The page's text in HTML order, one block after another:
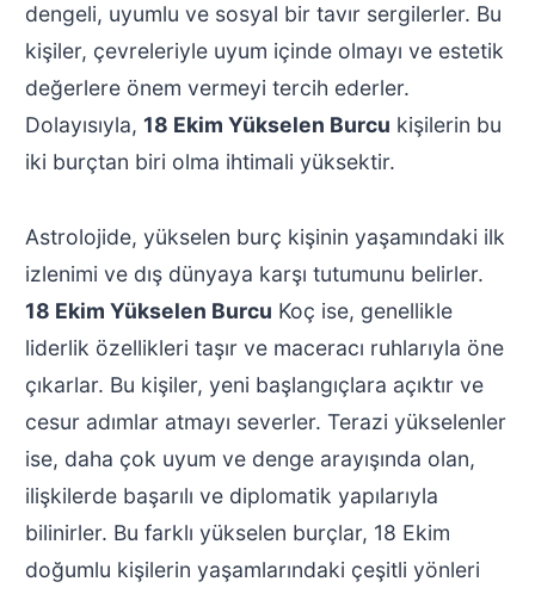
dengeli, uyumlu ve sosyal bir tavır sergilerler. Bu
kişiler, çevreleriyle uyum içinde olmayı ve estetik
değerlere önem vermeyi tercih ederler.
Dolayısıyla, 18 Ekim Yükselen Burcu kişilerin bu
iki burçtan biri olma ihtimali yüksektir.
Astrolojide, yükselen burç kişinin yaşamındaki ilk
izlenimi ve dış dünyaya karşı tutumunu belirler.
18 Ekim Yükselen Burcu Koç ise, genellikle
liderlik özellikleri taşır ve maceracı ruhlarıyla öne
çıkarlar. Bu kişiler, yeni başlangıçlara açıktır ve
cesur adımlar atmayı severler. Terazi yükselenler
ise, daha çok uyum ve denge arayışında olan,
ilişkilerde başarılı ve diplomatik yapılarıyla
bilinirler. Bu farklı yükselen burçlar, 18 Ekim
doğumlu kişilerin yaşamlarındaki çeşitli yönleri